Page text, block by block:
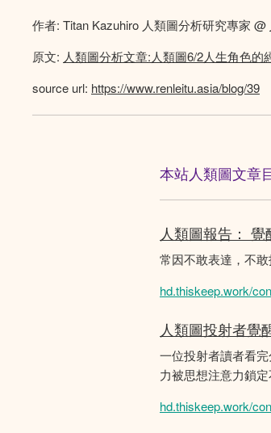
作者: Titan Kazuhiro 人類圖分析研究專家 @
原文: 人類圖分析文章:人類圖6/2人生角色的
source url: https://www.renleitu.asia/blog/39
本站人類圖文章
人類圖報告：
常因不敢表達，不
hd.thiskeep.work/
人類圖投射者覺
一位投射者讀者看
力被思想注意力鎖
hd.thiskeep.work/